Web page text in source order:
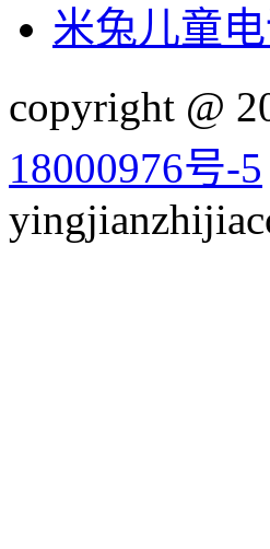
米兔儿童
copyright @
18000976号-5